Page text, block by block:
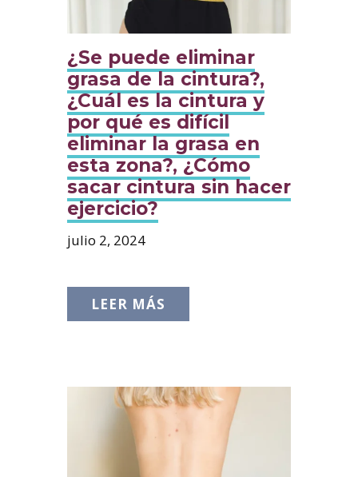
¿Se puede eliminar
grasa de la cintura?,
¿Cuál es la cintura y
por qué es difícil
eliminar la grasa en
esta zona?, ¿Cómo
sacar cintura sin hacer
ejercicio?
julio 2, 2024
LEER MÁS